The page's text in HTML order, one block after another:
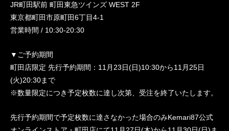
JR町田駅前 町田東急ツインズ WEST 2F
東京都町田市原町田6丁目4-1
営業時間 / 10:30-20:30
▼ご予約期間
町田店限定 先行予約期間：11月23日(日)10:30から11月25日
(火)20:30まで
※数量限定につき予定枚数に達し次第、受注を終了いたします。
先行予約期間で予定枚数に達さなかった場合のみKemari87公式